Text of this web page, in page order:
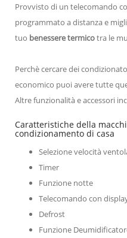
Provvisto di un telecomando
programmato a distanza e
tuo benessere termicotra le
Perchè cercare dei
economico puoi avere tutte
Altre funzionalità e accessori
Caratteristiche della
condizionamento di casa
Selezione velocità
Timer
Funzione notte
Telecomando con
Defrost
Funzione